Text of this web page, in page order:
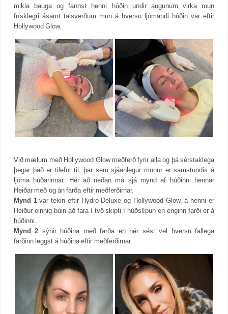
mikla bauga og fannst henni húðin undir augunum virka mun
frísklegri ásamt talsverðum mun á hversu ljómandi húðin var eftir
Hollywood Glow.
Við mælum með Hollywood Glow meðferð fyrir alla og þá sérstaklega
þegar það er tilefni til, þar sem sjáanlegur munur er samstundis á
ljóma húðarinnar. Hér að neðan má sjá mynd af húðinni hennar
Heiðar með og án farða eftir meðferðirnar.
Mynd 1var tekin eftir Hydro Deluxe og Hollywood Glow, á henni er
Heiður einnig búin að fara í tvö skipti í húðslípun en enginn farði er á
húðinni.
Mynd 2 sýnir húðina með farða en hér sést vel hversu fallega
farðinn leggst á húðina eftir meðferðirnar.